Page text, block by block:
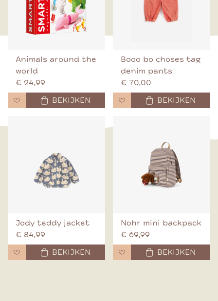
Animals around the
world
€ 24,99
BEKIJKEN
Booo bo choses tag
denim pants
€ 70,00
BEKIJKEN
Jody teddy jacket
€ 84,99
BEKIJKEN
Nohr mini backpack
€ 69,99
BEKIJKEN